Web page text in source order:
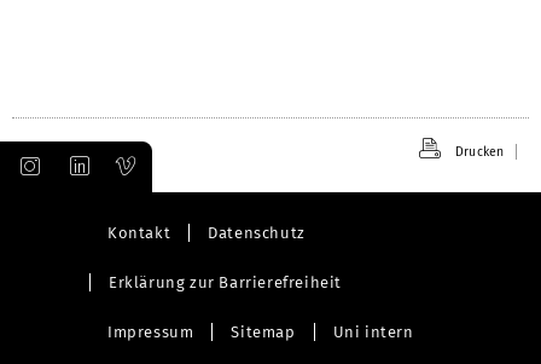
Drucken
Kontakt Datenschutz
Erklärung zur Barrierefreiheit
Impressum Sitemap Uni intern